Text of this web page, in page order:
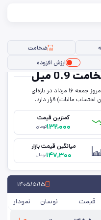
ضخامت
ارزش افزوده
میل
قیمت ورق روغنی ضخامت 0.9 میل امروز جمعه ۱۶ مرداد در بازه‌ای
کمترین قیمت
۱۳۲,۰۰۰تومان
میانگین قیمت بازار
۱۴۷,۳۰۰تومان
۱۴۰۵/۵/۱۵
قیمت نوسان نمودار